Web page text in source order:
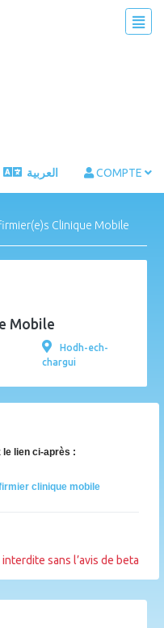
العربية COMPTE
Clinique Mobile
Mobile
Hodh-ech-
chargui
lien ci-après :
clinique mobile
sans l’avis de beta